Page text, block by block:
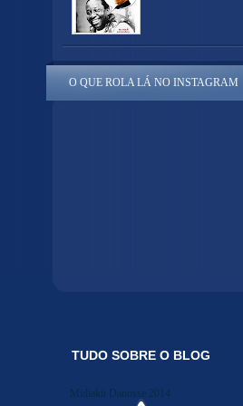
O QUE ROLA LÁ NO INSTAGRAM
TUDO SOBRE O BLOG
Midiakit Danosse 2014